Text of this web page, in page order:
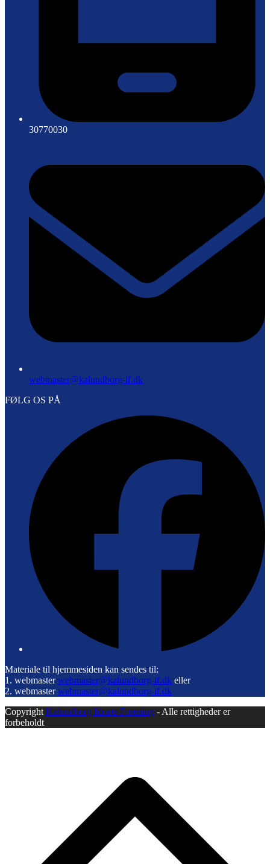
30770030
webmaster@kalundborg-if.dk
FØLG OS PÅ
Materiale til hjemmesiden kan sendes til:
1. webmasterwebmaster@kalundborg-if.dk eller
2. webmasterwebmaster@kalundborg-if.dk
Copyright Kalundborg Idræts Forening - Alle rettigheder er
forbeholdt